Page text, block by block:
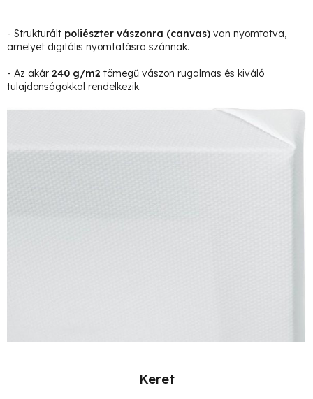
- Strukturált poliészter vászonra (canvas) van nyomtatva,
amelyet digitális nyomtatásra szánnak.
- Az akár 240 g/m2 tömegű vászon rugalmas és kiváló
tulajdonságokkal rendelkezik.
Keret